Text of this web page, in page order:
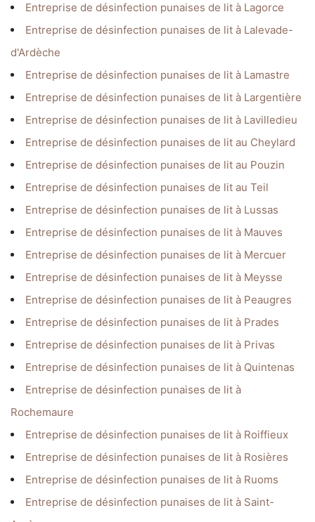
Entreprise de désinfection punaises de lit à Lagorce
Entreprise de désinfection punaises de lit à Lalevade-
d'Ardèche
Entreprise de désinfection punaises de lit à Lamastre
Entreprise de désinfection punaises de lit à Largentière
Entreprise de désinfection punaises de lit à Lavilledieu
Entreprise de désinfection punaises de lit au Cheylard
Entreprise de désinfection punaises de lit au Pouzin
Entreprise de désinfection punaises de lit au Teil
Entreprise de désinfection punaises de lit à Lussas
Entreprise de désinfection punaises de lit à Mauves
Entreprise de désinfection punaises de lit à Mercuer
Entreprise de désinfection punaises de lit à Meysse
Entreprise de désinfection punaises de lit à Peaugres
Entreprise de désinfection punaises de lit à Prades
Entreprise de désinfection punaises de lit à Privas
Entreprise de désinfection punaises de lit à Quintenas
Entreprise de désinfection punaises de lit à
Rochemaure
Entreprise de désinfection punaises de lit à Roiffieux
Entreprise de désinfection punaises de lit à Rosières
Entreprise de désinfection punaises de lit à Ruoms
Entreprise de désinfection punaises de lit à Saint-